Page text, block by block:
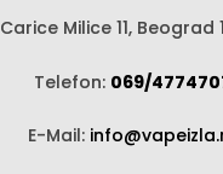
Carice Milice 11, Beograd
Telefon: 069/
E-Mail: